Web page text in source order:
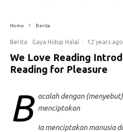
Home Berita
Berita Gaya Hidup Halal · 12 years ago
We Love Reading
Reading for Pleasure
B
acalah dengan
menciptakan
Ia menciptakan manusia